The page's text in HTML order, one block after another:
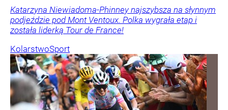
Katarzyna Niewiadoma-Phinney najszybsza na słynnym
podjeździe pod Mont Ventoux. Polka wygrała etap i
została liderką Tour de France!
KolarstwoSport